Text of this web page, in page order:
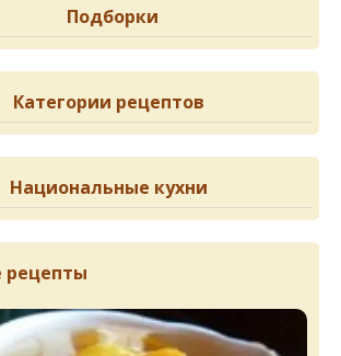
Подборки
Категории рецептов
Национальные кухни
рецепты